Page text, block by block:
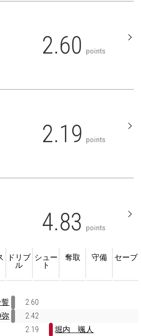
2.60 points
2.19 points
4.83 points
ドリブ
ル
シュー
ト
奪取 守備 セーブ
2.60
2.42
2.19
堀内 颯人